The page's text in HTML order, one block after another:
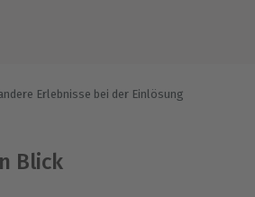
Erlebnisse bei der Einlösung
Blick